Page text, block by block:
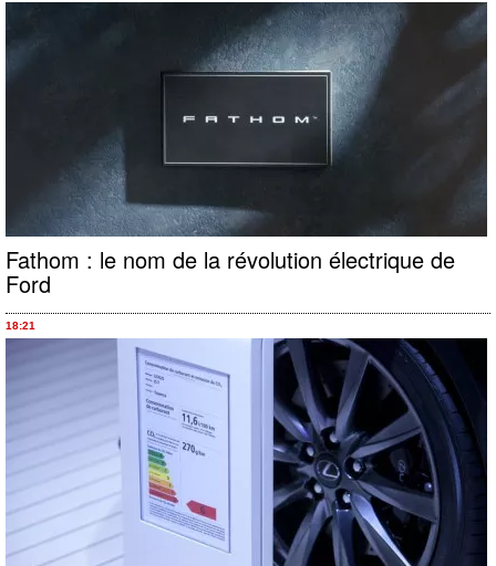
Fathom : le nom de la révolution électrique de
Ford
18:21